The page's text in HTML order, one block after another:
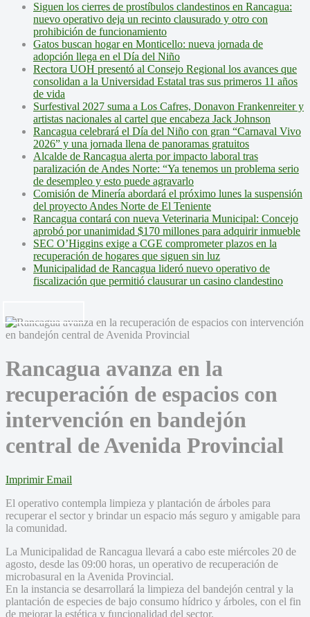
Siguen los cierres de prostíbulos clandestinos en Rancagua:
nuevo operativo deja un recinto clausurado y otro con
prohibición de funcionamiento
Gatos buscan hogar en Monticello: nueva jornada de
adopción llega en el Día del Niño
Rectora UOH presentó al Consejo Regional los avances que
consolidan a la Universidad Estatal tras sus primeros 11 años
de vida
Surfestival 2027 suma a Los Cafres, Donavon Frankenreiter y
artistas nacionales al cartel que encabeza Jack Johnson
Rancagua celebrará el Día del Niño con gran “Carnaval Vivo
2026” y una jornada llena de panoramas gratuitos
Alcalde de Rancagua alerta por impacto laboral tras
paralización de Andes Norte: “Ya tenemos un problema serio
de desempleo y esto puede agravarlo
Comisión de Minería abordará el próximo lunes la suspensión
del proyecto Andes Norte de El Teniente
Rancagua contará con nueva Veterinaria Municipal: Concejo
aprobó por unanimidad $170 millones para adquirir inmueble
SEC O’Higgins exige a CGE comprometer plazos en la
recuperación de hogares que siguen sin luz
Municipalidad de Rancagua lideró nuevo operativo de
fiscalización que permitió clausurar un casino clandestino
Rancagua avanza en la
recuperación de espacios con
intervención en bandejón
central de Avenida Provincial
Imprimir Email
El operativo contempla limpieza y plantación de árboles para
recuperar el sector y brindar un espacio más seguro y amigable para
la comunidad.
La Municipalidad de Rancagua llevará a cabo este miércoles 20 de
agosto, desde las 09:00 horas, un operativo de recuperación de
microbasural en la Avenida Provincial.
En la instancia se desarrollará la limpieza del bandejón central y la
plantación de especies de bajo consumo hídrico y árboles, con el fin
de mejorar la estética y funcionalidad del sector.